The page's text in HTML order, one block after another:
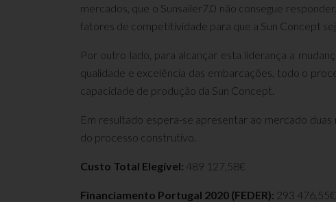
mercados, que o Sunsailer7.0 não consegue
fatores de competitividade para que a Sun Concept
Por outro lado, para alcançar esta liderança a
qualidade e excelência das embarcações, todo o
capacidade de produção da Sun Concept.
Em resultado espera-se apresentar ao mercado
do processo construtivo.
Custo Total Elegível: 489 127,58€
Financiamento Portugal 2020 (FEDER): 293 476,55€